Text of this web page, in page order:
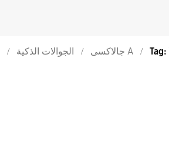
الجوالات الذكية جالاكسى A